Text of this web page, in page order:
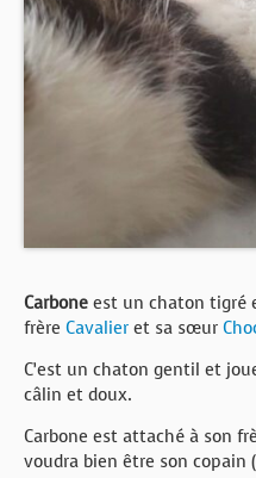
BOUTIQUE
FORUM
Carbone est un chaton tigré
frère Cavalier et sa sœur
C’est un chaton gentil et
câlin et doux.
Carbone est attaché à son
voudra bien être son copain